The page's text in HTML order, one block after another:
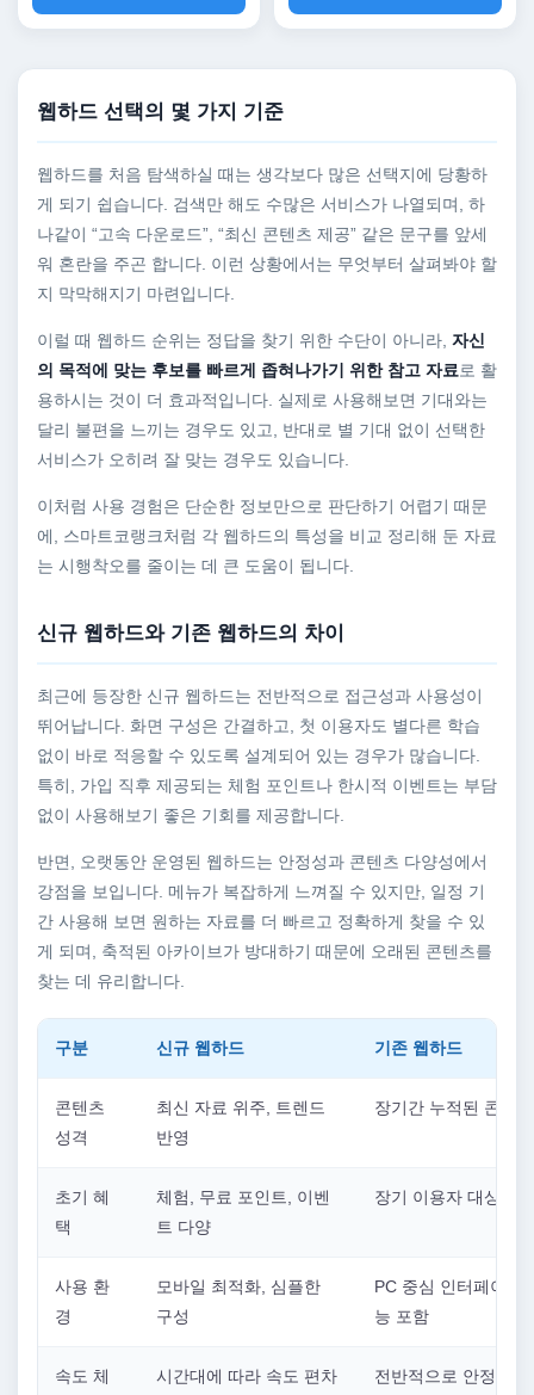
웹하드 선택의 몇 가지 기준
웹하드를 처음 탐색하실 때는 생각보다 많은 선택지에 당황하
게 되기 쉽습니다. 검색만 해도 수많은 서비스가 나열되며, 하
나같이 “고속 다운로드”, “최신 콘텐츠 제공” 같은 문구를 앞세
워 혼란을 주곤 합니다. 이런 상황에서는 무엇부터 살펴봐야 할
지 막막해지기 마련입니다.
이럴 때 웹하드 순위는 정답을 찾기 위한 수단이 아니라, 자신
의 목적에 맞는 후보를 빠르게 좁혀나가기 위한 참고 자료로 활
용하시는 것이 더 효과적입니다. 실제로 사용해보면 기대와는
달리 불편을 느끼는 경우도 있고, 반대로 별 기대 없이 선택한
서비스가 오히려 잘 맞는 경우도 있습니다.
이처럼 사용 경험은 단순한 정보만으로 판단하기 어렵기 때문
에, 스마트코랭크처럼 각 웹하드의 특성을 비교 정리해 둔 자료
는 시행착오를 줄이는 데 큰 도움이 됩니다.
신규 웹하드와 기존 웹하드의 차이
최근에 등장한 신규 웹하드는 전반적으로 접근성과 사용성이
뛰어납니다. 화면 구성은 간결하고, 첫 이용자도 별다른 학습
없이 바로 적응할 수 있도록 설계되어 있는 경우가 많습니다.
특히, 가입 직후 제공되는 체험 포인트나 한시적 이벤트는 부담
없이 사용해보기 좋은 기회를 제공합니다.
반면, 오랫동안 운영된 웹하드는 안정성과 콘텐츠 다양성에서
강점을 보입니다. 메뉴가 복잡하게 느껴질 수 있지만, 일정 기
간 사용해 보면 원하는 자료를 더 빠르고 정확하게 찾을 수 있
게 되며, 축적된 아카이브가 방대하기 때문에 오래된 콘텐츠를
찾는 데 유리합니다.
구분 신규 웹하드 기존 웹하드
콘텐츠
성격
최신 자료 위주, 트렌드
반영
장기간 누적된 콘텐
초기 혜
택
체험, 무료 포인트, 이벤
트 다양
장기 이용자 대상 혜
사용 환
경
모바일 최적화, 심플한
구성
PC 중심 인터페이스,
능 포함
속도 체
시간대에 따라 속도 편차
전반적으로 안정적인